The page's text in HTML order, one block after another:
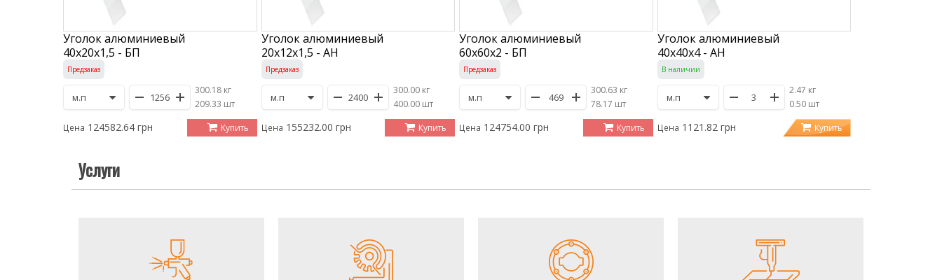
Уголок алюминиевый
40х20х1,5 - БП
Предзаказ
300.18 кг
/209.33 шт
Цена 124582.64 грн Купить
Уголок алюминиевый
20х12х1,5 - АН
Предзаказ
300.00 кг
/400.00 шт
Цена 155232.00 грн Купить
Уголок алюминиевый
60х60х2 - БП
Предзаказ
300.63 кг
/78.17 шт
Цена 124754.00 грн Купить
Уголок алюминиевый
40х40х4 - АН
В наличии
2.47 кг
/0.50 шт
Цена 1121.82 грн Купить
Услуги